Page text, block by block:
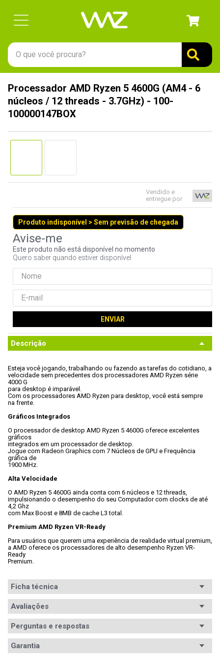
O que você procura?
Processador AMD Ryzen 5 4600G (AM4 - 6
núcleos / 12 threads - 3.7GHz) - 100-
100000147BOX
Vendido e
entregue por
Produto indisponível > Sem previsão de chegada
Este produto não está disponível no momento
Quero saber quando estiver disponível
ENVIAR
Descrição
Esteja você jogando, trabalhando ou fazendo as tarefas do cotidiano, a
velocidade sem precedentes dos processadores AMD Ryzen série
4000 G
para desktop é imparável.
Com os processadores AMD Ryzen para desktop, você está sempre
na frente.
Gráficos Integrados
O processador de desktop AMD Ryzen 5 4600G oferece excelentes
gráficos
integrados em um processador de desktop.
Jogue com Radeon Graphics com 7 Núcleos de GPU e Frequência
gráfica de
1900 MHz.
Alta Velocidade
O AMD Ryzen 5 4600G ainda conta com 6 núcleos e 12 threads,
impulsionando o desempenho do seu Computador com clocks de até
4,2 Ghz
com Max Boost e 8MB de cache L3 total.
Premium AMD Ryzen VR-Ready
Para usuários que querem uma experiência de realidade virtual premium,
a AMD oferece os processadores de alto desempenho Ryzen VR-
Ready
Premium.
Ficha técnica
Série
Modelo
processador
Ryzen R5 4600G
Socket AM4
Avaliações
Avaliações
Perguntas e respostas
Garantia
1º
gabinete
8º
fractal
9º
controle
10º hd